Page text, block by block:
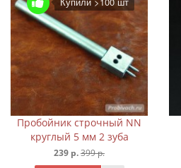
Пробойник строчный NN
круглый 5 мм 2 зуба
239 р.399 р.